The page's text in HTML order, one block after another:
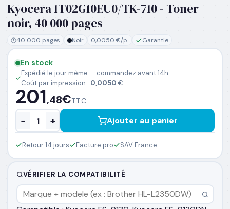
VÉRIFIER LA COMPATIBILITÉ
Kyocera 1T02G10EU0/TK-710 - Toner
noir, 40 000 pages
40 000 pages Noir 0,0050 €/p. Garantie
En stock
Expédié le jour même — commandez avant 14h
Coût par impression : 0,0050€
201,48€T.T.C
− + Ajouter au panier
Retour 14 jours Facture pro SAV France
PRÉNOM*
NOM*
EMAIL PROFESSIONNEL*
TÉLÉPHONE
SOCIÉTÉ
PRÉCISEZ VOS BESOINS (OPTIONNEL)